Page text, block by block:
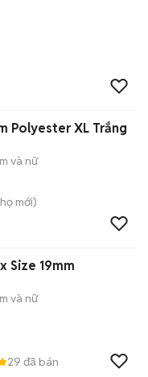
Polyester XL Trắng
và nữ
mới)
Size 19mm
và nữ
29 đã bán